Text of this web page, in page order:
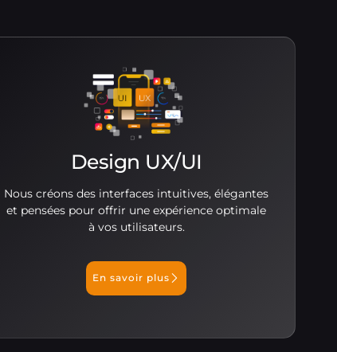
Design UX/UI
Nous créons des interfaces intuitives, élégantes
et pensées pour offrir une expérience optimale
à vos utilisateurs.
En savoir plus